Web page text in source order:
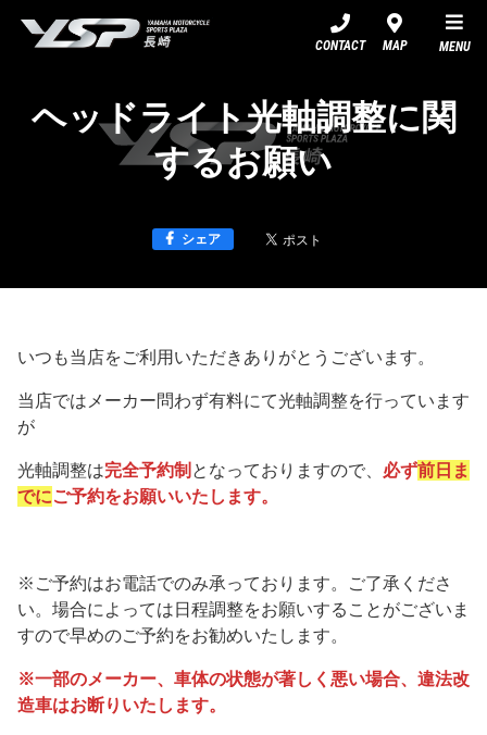
CONTACT MAP MENU
ヘッドライト光軸調整に関
するお願い
シェア
いつも当店をご利用いただきありがとうございます。
当店ではメーカー問わず有料にて光軸調整を行っています
が
光軸調整は完全予約制 となっておりますので、 必ず前日ま
でにご予約をお願いいたします。
※ご予約はお電話でのみ承っております。ご了承くださ
い。場合によっては日程調整をお願いすることがございま
すので早めのご予約をお勧めいたします。
※一部のメーカー、車体の状態が著しく悪い場合、違法改
造車はお断りいたします。